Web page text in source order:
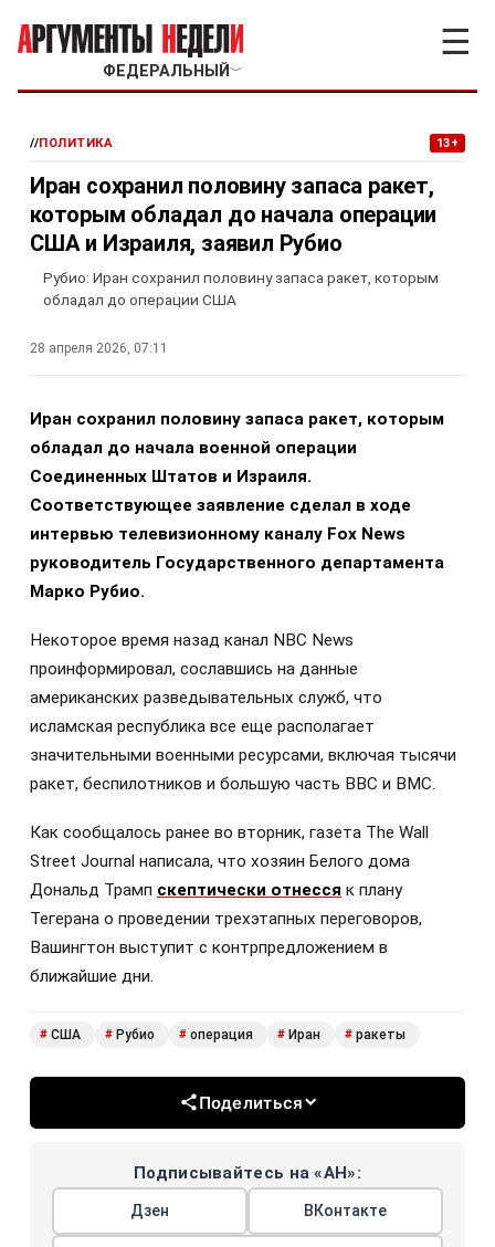
ФЕДЕРАЛЬНЫЙ ﹀
☰
//ПОЛИТИКА 13+
Иран сохранил половину запаса ракет,
которым обладал до начала операции
США и Израиля, заявил Рубио
Рубио: Иран сохранил половину запаса ракет, которым
обладал до операции США
28 апреля 2026, 07:11
Иран сохранил половину запаса ракет, которым
обладал до начала военной операции
Соединенных Штатов и Израиля.
Соответствующее заявление сделал в ходе
интервью телевизионному каналу Fox News
руководитель Государственного департамента
Марко Рубио.
Некоторое время назад канал NBC News
проинформировал, сославшись на данные
американских разведывательных служб, что
исламская республика все еще располагает
значительными военными ресурсами, включая тысячи
ракет, беспилотников и большую часть ВВС и ВМС.
Как сообщалось ранее во вторник, газета The Wall
Street Journal написала, что хозяин Белого дома
Дональд Трамп скептически отнесся к плану
Тегерана о проведении трехэтапных переговоров,
Вашингтон выступит с контрпредложением в
ближайшие дни.
# США # Рубио # операция # Иран # ракеты
Поделиться
Подписывайтесь на «АН»:
Дзен ВКонтакте